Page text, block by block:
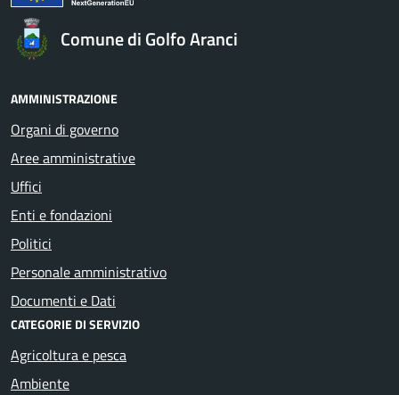
Comune di Golfo Aranci
AMMINISTRAZIONE
Organi di governo
Aree amministrative
Uffici
Enti e fondazioni
Politici
Personale amministrativo
Documenti e Dati
CATEGORIE DI SERVIZIO
Agricoltura e pesca
Ambiente